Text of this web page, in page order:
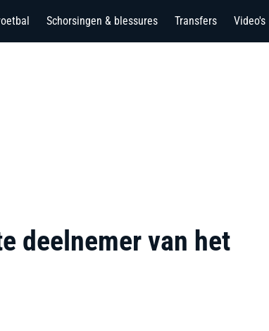
Schorsingen & blessures Transfers Video's
deelnemer van het